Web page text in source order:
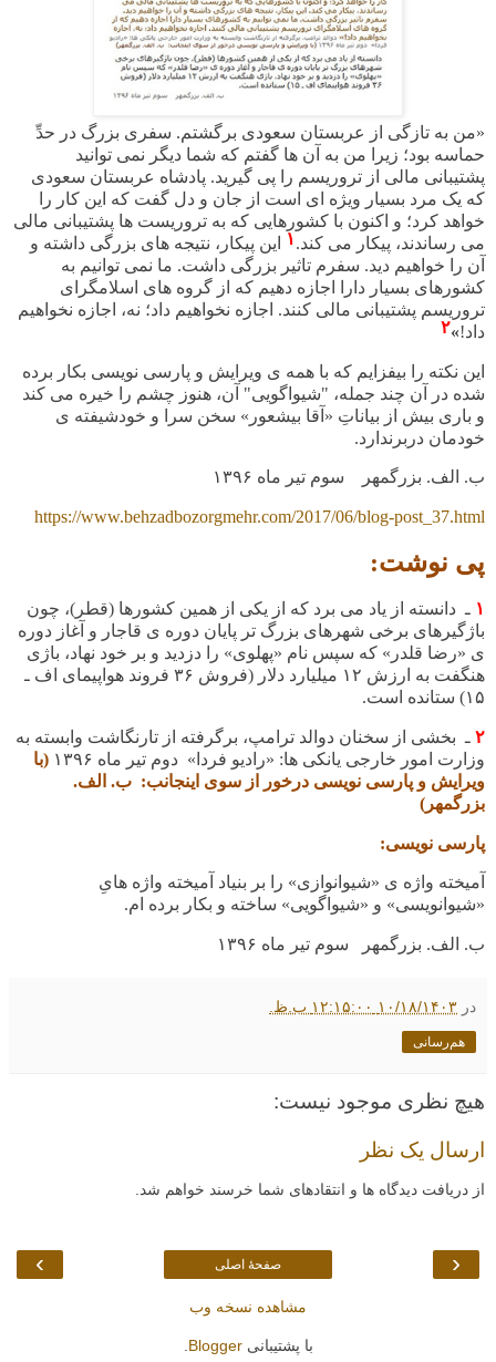
«من به تازگی از عربستان سعودی برگشتم. سفری بزرگ در حدِّ
حماسه بود؛ زیرا من به آن ها گفتم که شما دیگر نمی توانید
پشتیبانی مالی از تروریسم را پی گیرید. پادشاه عربستان سعودی
که یک مرد بسیار ویژه ای است از جان و دل گفت که این کار را
خواهد کرد؛ و اکنون با کشورهایی که به تروریست ها پشتیبانی مالی
می رساندند، پیکار می کند.۱
این پیکار، نتیجه های بزرگی داشته و
آن را خواهیم دید. سفرم تاثیر بزرگی داشت. ما نمی توانیم به
کشورهای بسیار دارا اجازه دهیم که از گروه های اسلامگرای
تروریسم پشتیبانی مالی کنند. اجازه نخواهیم داد؛ نه، اجازه نخواهیم
داد!
»۲
این نکته را بیفزایم که با همه ی ویرایش و پارسی نویسی بکار برده
شده در آن چند جمله، "شیواگویی" آن، هنوز چشم را خیره می کند
و باری بیش از بیاناتِ «آقا بیشعور» سخن سرا و خودشیفته ی
خودمان دربرندارد.
ب. الف. بزرگمهر سوم تیر ماه ۱۳۹۶
https://www.behzadbozorgmehr.com/2017/06/blog-post_37.html
پی نوشت:
۱ ـ دانسته از یاد می برد که از یکی از همین کشورها (قطر)، چون
باژگیرهای برخی شهرهای بزرگ تر پایان دوره ی قاجار و آغاز دوره
ی «رضا قلدر» که سپس نام «پهلوی» را دزدید و بر خود نهاد، باژی
هنگفت به ارزش ۱۲ میلیارد دلار (فروش ۳۶ فروند هواپیمای اف ـ
۱۵) ستانده است.
۲ ـ بخشی از سخنان دوالد ترامپ، برگرفته از تارنگاشت وابسته به
وزارت امور خارجی یانکی ها: «رادیو فردا» دوم تیر ماه ۱۳۹۶
(با
ویرایش و پارسی نویسی درخور از سوی اینجانب: ب. الف.
بزرگمهر)
پارسی نویسی:
آمیخته واژه ی «شیوانوازی» را بر بنیاد آمیخته واژه هایِ
«شیوانویسی» و «شیواگویی» ساخته و بکار برده ام.
ب. الف. بزرگمهر سوم تیر ماه ۱۳۹۶
در ۱۰/۱۸/۱۴۰۳ ۱۲:۱۵:۰۰ ب.ظ.
هم‌رسانی
هیچ نظری موجود نیست:
ارسال یک نظر
از دریافت دیدگاه ها و انتقادهای شما خرسند خواهم شد.
‹
› صفحهٔ اصلی
مشاهده نسخه وب
با پشتیبانیBlogger